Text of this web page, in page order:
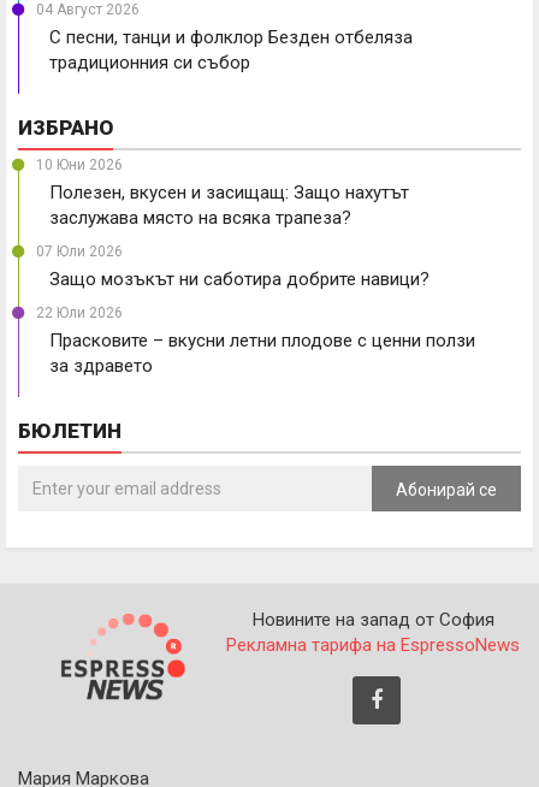
04 Август 2026
С песни, танци и фолклор Безден отбеляза
традиционния си събор
ИЗБРАНО
10 Юни 2026
Полезен, вкусен и засищащ: Защо нахутът
заслужава място на всяка трапеза?
07 Юли 2026
Защо мозъкът ни саботира добрите навици?
22 Юли 2026
Прасковите – вкусни летни плодове с ценни ползи
за здравето
БЮЛЕТИН
Абонирай се
Новините на запад от София
Рекламна тарифа на EspressoNews
Мария Маркова